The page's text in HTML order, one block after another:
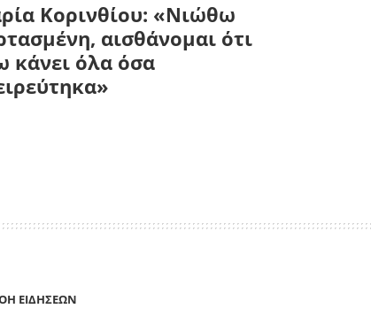
Κορινθίου: «Νιώθω
αισθάνομαι ότι
κάνει όλα όσα
ΕΙΔΗΣΕΩΝ